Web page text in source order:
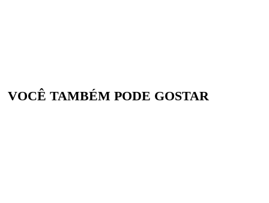
VOCÊ TAMBÉM PODE GOSTAR